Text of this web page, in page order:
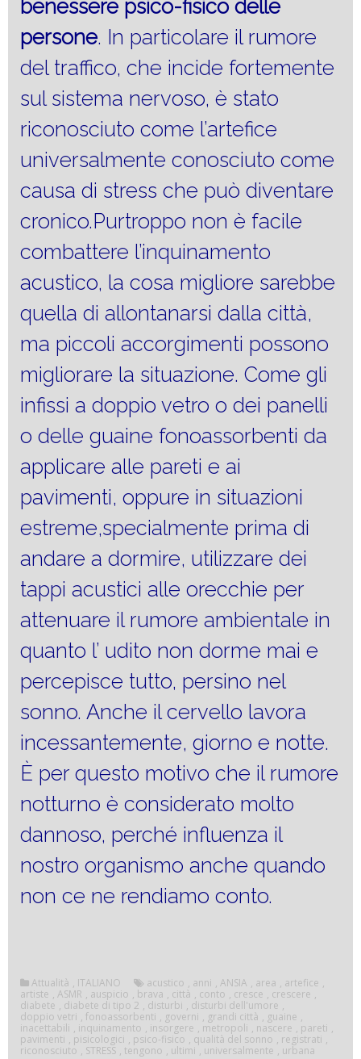
benessere psico-fisico delle
persone. In particolare il rumore
del traffico, che incide fortemente
sul sistema nervoso, è stato
riconosciuto come l’artefice
universalmente conosciuto come
causa di stress che può diventare
cronico.Purtroppo non è facile
combattere l’inquinamento
acustico, la cosa migliore sarebbe
quella di allontanarsi dalla città,
ma piccoli accorgimenti possono
migliorare la situazione. Come gli
infissi a doppio vetro o dei panelli
o delle guaine fonoassorbenti da
applicare alle pareti e ai
pavimenti, oppure in situazioni
estreme,specialmente prima di
andare a dormire, utilizzare dei
tappi acustici alle orecchie per
attenuare il rumore ambientale in
quanto l’ udito non dorme mai e
percepisce tutto, persino nel
sonno. Anche il cervello lavora
incessantemente, giorno e notte.
È per questo motivo che il rumore
notturno è considerato molto
dannoso, perché influenza il
nostro organismo anche quando
non ce ne rendiamo conto.
Attualità , ITALIANO acustico , anni , ANSIA , area , artefice ,
artiste , ASMR , auspicio , brava , città , conto , cresce , crescere ,
diabete , diabete di tipo 2 , disturbi , disturbi dell'umore ,
doppio vetri , fonoassorbenti , governi , grandi città , guaine ,
inacettabili , inquinamento , insorgere , metropoli , nascere , pareti ,
pavimenti , pisicologici , psico-fisico , qualità del sonno , registrati ,
riconosciuto , STRESS , tengono , ultimi , universalmente , urbana